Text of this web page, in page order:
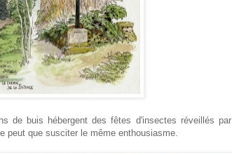
de buis hébergent des fêtes d'insectes réveillés par
peut que susciter le même enthousiasme.